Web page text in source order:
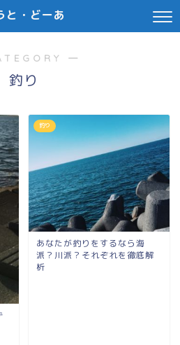
と・どーあ
―
釣り
釣り
あなたが釣りをするなら海
派？川派？それぞれを徹底解
析